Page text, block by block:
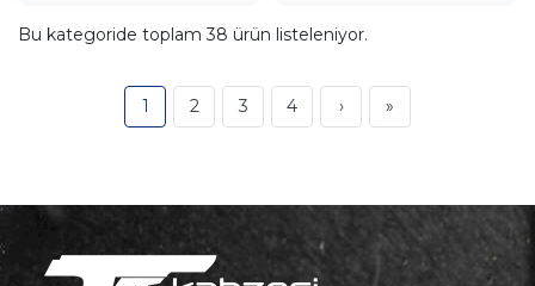
Bu kategoride toplam38 ürün listeleniyor.
1 2 3 4 › »